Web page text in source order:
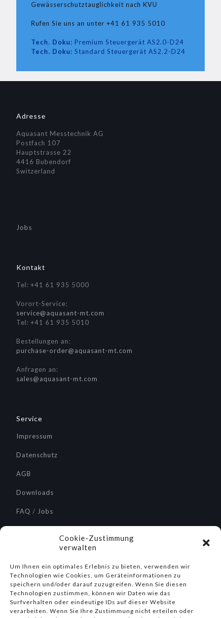
Cookie-Zustimmung
verwalten
Um Ihnen ein optimales Erlebnis zu bieten, verwenden wir
Technologien wie Cookies, um Geräteinformationen zu
speichern und/oder darauf zuzugreifen. Wenn Sie diesen
Technologien zustimmen, können wir Daten wie das
Surfverhalten oder eindeutige IDs auf dieser Website
verarbeiten. Wenn Sie Ihre Zustimmung nicht erteilen oder
Gewässerschutztauglichkeit nach KVU
Rufen Sie uns an unter +41 61 935 5010
Tech. Doku: Premium Steuergerät AS2.0-D24
Tech. Doku: Standard Steuergerät AS2.2-D24
Adresse
Aquasant Messtechnik AG
Postfach 107
Hauptstrasse 22
4416 Bubendorf
Switzerland
Jobs
Kontakt
Tel: +41 61 935 5000
Vorort-Service:
service@aquasant-mt.com
Tel: +41 61 935 5010
Bestellungen an:
purchase-order@aquasant-mt.com
Anfragen an:
sales@aquasant-mt.com
Service
Impressum
Datenschutz
AGB
Downloads
FAQ / Jobs
Suche